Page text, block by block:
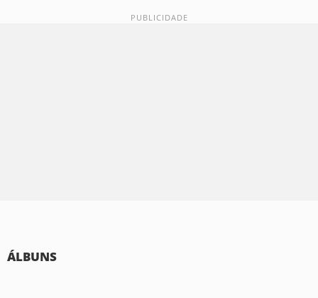
ÁLBUNS